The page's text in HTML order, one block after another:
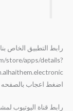
رابط التطبيق الخاص
store/apps/details?
اضغط اعجاب بالصفحه
رابط قناة اليوتيوب